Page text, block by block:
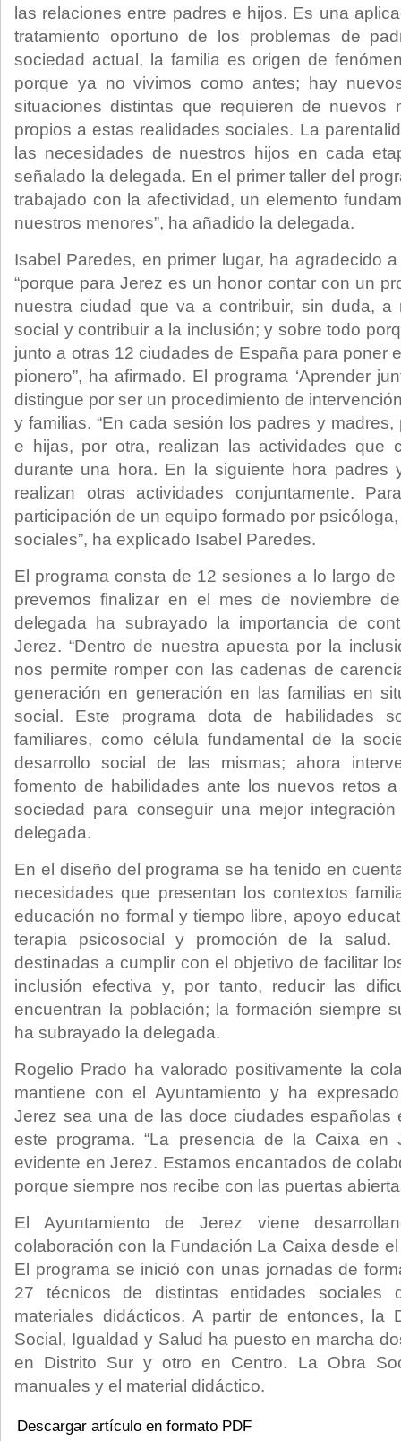
las relaciones entre padres e hijos. Es una
tratamiento oportuno de los problemas de
sociedad actual, la familia es origen de
porque ya no vivimos como antes; hay
situaciones distintas que requieren de nuevos
propios a estas realidades sociales. La
las necesidades de nuestros hijos en cada
señalado la delegada. En el primer taller del
trabajado con la afectividad, un elemento
nuestros menores”, ha añadido la delegada.
Isabel Paredes, en primer lugar, ha agradecido
“porque para Jerez es un honor contar con un
nuestra ciudad que va a contribuir, sin duda, a
social y contribuir a la inclusión; y sobre todo
junto a otras 12 ciudades de España para poner
pionero”, ha afirmado. El programa ‘Aprender
distingue por ser un procedimiento de
y familias. “En cada sesión los padres y
e hijas, por otra, realizan las actividades que
durante una hora. En la siguiente hora padres
realizan otras actividades conjuntamente.
participación de un equipo formado por
sociales”, ha explicado Isabel Paredes.
El programa consta de 12 sesiones a lo largo de
prevemos finalizar en el mes de noviembre
delegada ha subrayado la importancia de
Jerez. “Dentro de nuestra apuesta por la
nos permite romper con las cadenas de
generación en generación en las familias en
social. Este programa dota de habilidades
familiares, como célula fundamental de la
desarrollo social de las mismas; ahora
fomento de habilidades ante los nuevos retos
sociedad para conseguir una mejor
delegada.
En el diseño del programa se ha tenido en
necesidades que presentan los contextos
educación no formal y tiempo libre, apoyo
terapia psicosocial y promoción de la salud.
destinadas a cumplir con el objetivo de facilitar
inclusión efectiva y, por tanto, reducir las
encuentran la población; la formación siempre
ha subrayado la delegada.
Rogelio Prado ha valorado positivamente la
mantiene con el Ayuntamiento y ha
Jerez sea una de las doce ciudades españolas
este programa. “La presencia de la Caixa
evidente en Jerez. Estamos encantados de
porque siempre nos recibe con las puertas
El Ayuntamiento de Jerez viene
colaboración con la Fundación La Caixa desde
El programa se inició con unas jornadas de
27 técnicos de distintas entidades
materiales didácticos. A partir de entonces, la
Social, Igualdad y Salud ha puesto en marcha
en Distrito Sur y otro en Centro. La Obra
manuales y el material didáctico.
Descargar artículo en formato PDF